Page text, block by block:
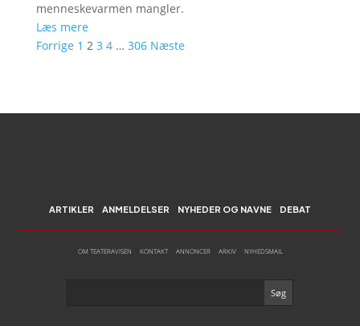
menneskevarmen mangler.
Læs mere
Forrige 1 2 3 4 … 306 Næste
ARTIKLER ANMELDELSER NYHEDER OG NAVNE DEBAT
OM TEATERAVISEN KONTAKT ANNONCER ARKIV NYHEDSMAIL